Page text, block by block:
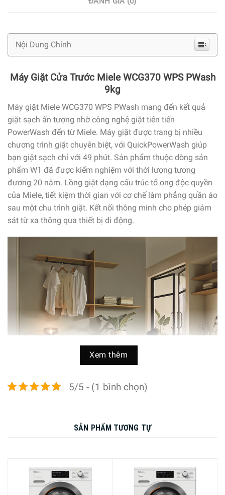
Nội Dung Chính
Máy Giặt Cửa Trước Miele WCG370 WPS PWash
9kg
Máy giặt Miele WCG370 WPS PWash mang đến kết quả
giặt sạch ấn tượng nhờ công nghệ giặt tiên tiến
PowerWash đến từ Miele. Máy giặt được trang bị nhiều
chương trình giặt chuyên biệt, với QuickPowerWash giúp
bạn giặt sạch chỉ với 49 phút. Sản phẩm thuộc dòng sản
phẩm W1 đã được kiểm nghiệm với thời lượng tương
đương 20 năm. Lồng giặt dạng cấu trúc tổ ong độc quyền
của Miele, tiết kiệm thời gian với cơ chế làm phẳng quần áo
sau một chu trình giặt. Kết nối thông minh cho phép giám
sát từ xa thông qua thiết bị di động.
đến giải pháp hiệu quả giúp quần áo luôn sạch sẽ
Xem thêm
5/5 - (1 bình chọn)
SẢN PHẨM TƯƠNG TỰ